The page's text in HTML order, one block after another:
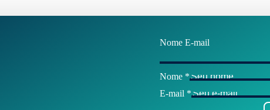
Nome E-mail
Nome *
E-mail *